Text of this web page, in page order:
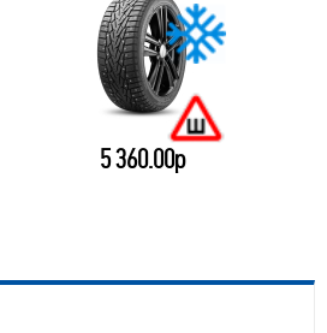
5 360.00р